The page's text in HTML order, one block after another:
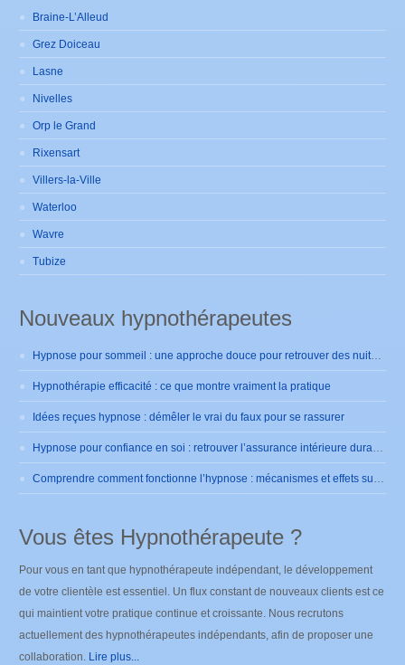
Braine-L’Alleud
Grez Doiceau
Lasne
Nivelles
Orp le Grand
Rixensart
Villers-la-Ville
Waterloo
Wavre
Tubize
Nouveaux hypnothérapeutes
Hypnose pour sommeil : une approche douce pour retrouver des nuits sereines
Hypnothérapie efficacité : ce que montre vraiment la pratique
Idées reçues hypnose : démêler le vrai du faux pour se rassurer
Hypnose pour confiance en soi : retrouver l’assurance intérieure durablement
Comprendre comment fonctionne l’hypnose : mécanismes et effets sur le cerveau
Vous êtes Hypnothérapeute ?
Pour vous en tant que hypnothérapeute indépendant, le développement
de votre clientèle est essentiel. Un flux constant de nouveaux clients est ce
qui maintient votre pratique continue et croissante. Nous recrutons
actuellement des hypnothérapeutes indépendants, afin de proposer une
collaboration. Lire plus...